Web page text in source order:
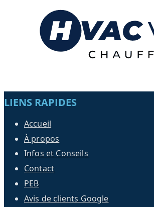
LIENS RAPIDES
Accueil
À propos
Infos et Conseils
Contact
PEB
Avis de clients Google